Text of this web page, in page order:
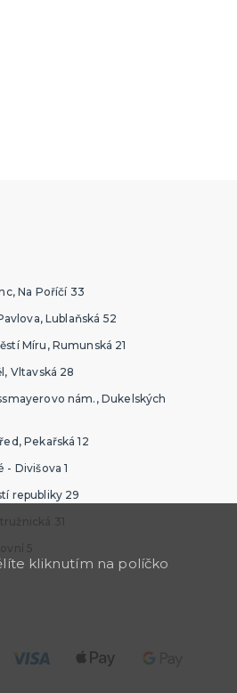
Na Poříčí 33
Lublaňská 52
Míru, Rumunská 21
Vltavská 28
nám., Dukelských
Pekařská 12
- Divišova 1
republiky 29
31
5
kliknutím na políčko